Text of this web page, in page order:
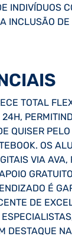
INDIVÍDUOS
INCLUSÃO
TOTAL
QUISER
OS
VIA AVA,
É
DE
DESTAQUE